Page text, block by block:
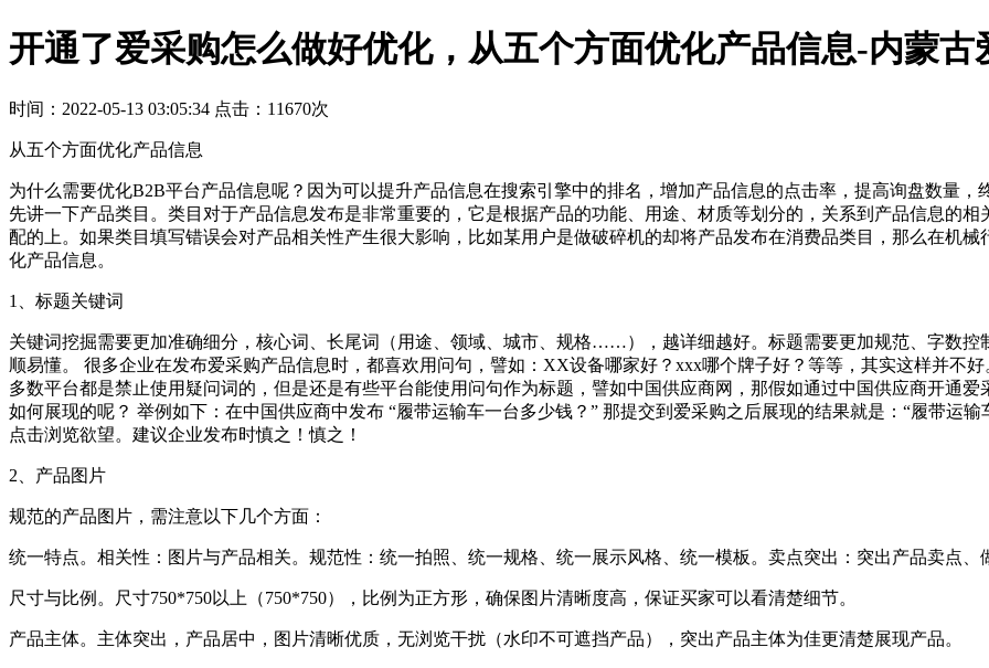
开通了爱采购怎么做好优化，从五个方面优化产品信息-内蒙古
时间：2022-05-13 03:05:34 点击：11670次
从五个方面优化产品信息
为什么需要优化B2B平台产品信息呢？因为可以提升产品信息在搜索引擎中的排名，增加产品信息的点击率，提高询盘数量
先讲一下产品类目。类目对于产品信息发布是非常重要的，它是根据产品的功能、用途、材质等划分的，关系到产品信息的
配的上。如果类目填写错误会对产品相关性产生很大影响，比如某用户是做破碎机的却将产品发布在消费品类目，那么在机
化产品信息。
1、标题关键词
关键词挖掘需要更加准确细分，核心词、长尾词（用途、领域、城市、规格……），越详细越好。标题需要更加规范、字数控
顺易懂。 很多企业在发布爱采购产品信息时，都喜欢用问句，譬如：XX设备哪家好？xxx哪个牌子好？等等，其实这样并不
多数平台都是禁止使用疑问词的，但是还是有些平台能使用问句作为标题，譬如中国供应商网，那假如通过中国供应商开通
如何展现的呢？ 举例如下：在中国供应商中发布 “履带运输车一台多少钱？” 那提交到爱采购之后展现的结果就是：“履带运
点击浏览欲望。建议企业发布时慎之！慎之！
2、产品图片
规范的产品图片，需注意以下几个方面：
统一特点。相关性：图片与产品相关。规范性：统一拍照、统一规格、统一展示风格、统一模板。卖点突出：突出产品卖点、
尺寸与比例。尺寸750*750以上（750*750），比例为正方形，确保图片清晰度高，保证买家可以看清楚细节。
产品主体。主体突出，产品居中，图片清晰优质，无浏览干扰（水印不可遮挡产品），突出产品主体为佳更清楚展现产品。